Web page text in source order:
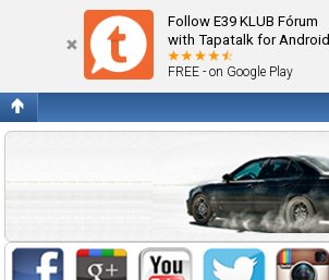
Follow E39 KLUB Fórum
with Tapatalk for Android
FREE - on Google Play
Belépés